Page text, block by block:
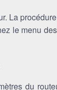
La
le menu
du